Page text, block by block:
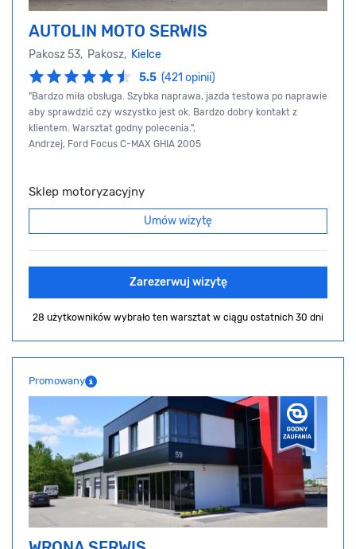
AUTOLIN MOTO SERWIS
Pakosz 53, Pakosz, Kielce
5.5 (421 opinii)
"Bardzo miła obsługa. Szybka naprawa, jazda testowa po naprawie
aby sprawdzić czy wszystko jest ok. Bardzo dobry kontakt z
klientem. Warsztat godny polecenia.",
Andrzej, Ford Focus C-MAX GHIA 2005
Sklep motoryzacyjny
Umów wizytę
Zarezerwuj wizytę
28 użytkowników wybrało ten warsztat w ciągu ostatnich 30 dni
Promowany